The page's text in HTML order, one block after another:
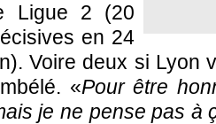
Ligue 2 (20
en 24
Voire deux si Lyon
«Pour être
je ne pense pas à